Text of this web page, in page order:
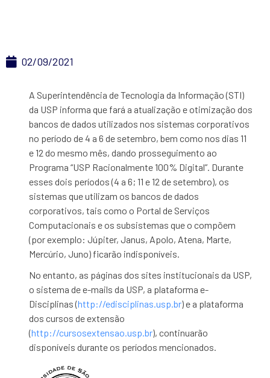
02/09/2021
A Superintendência de Tecnologia da Informação (STI)
da USP informa que fará a atualização e otimização dos
bancos de dados utilizados nos sistemas corporativos
no período de 4 a 6 de setembro, bem como nos dias 11
e 12 do mesmo mês, dando prosseguimento ao
Programa “USP Racionalmente 100% Digital”. Durante
esses dois períodos (4 a 6; 11 e 12 de setembro), os
sistemas que utilizam os bancos de dados
corporativos, tais como o Portal de Serviços
Computacionais e os subsistemas que o compõem
(por exemplo: Júpiter, Janus, Apolo, Atena, Marte,
Mercúrio, Juno) ficarão indisponíveis.
No entanto, as páginas dos sites institucionais da USP,
o sistema de e-mails da USP, a plataforma e-
Disciplinas (http://edisciplinas.usp.br) e a plataforma
dos cursos de extensão
(http://cursosextensao.usp.br), continuarão
disponíveis durante os períodos mencionados.